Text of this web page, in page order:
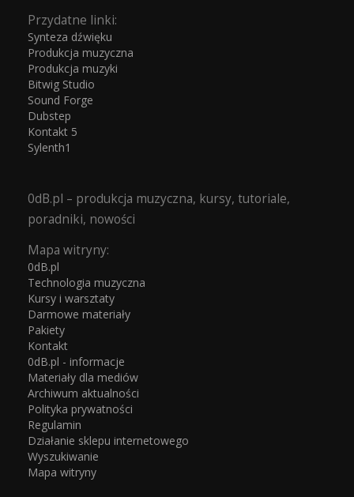
Przydatne linki:
Synteza dźwięku
Produkcja muzyczna
Produkcja muzyki
Bitwig Studio
Sound Forge
Dubstep
Kontakt 5
Sylenth1
0dB.pl – produkcja muzyczna, kursy, tutoriale,
poradniki, nowości
Mapa witryny:
0dB.pl
Technologia muzyczna
Kursy i warsztaty
Darmowe materiały
Pakiety
Kontakt
0dB.pl - informacje
Materiały dla mediów
Archiwum aktualności
Polityka prywatności
Regulamin
Działanie sklepu internetowego
Wyszukiwanie
Mapa witryny